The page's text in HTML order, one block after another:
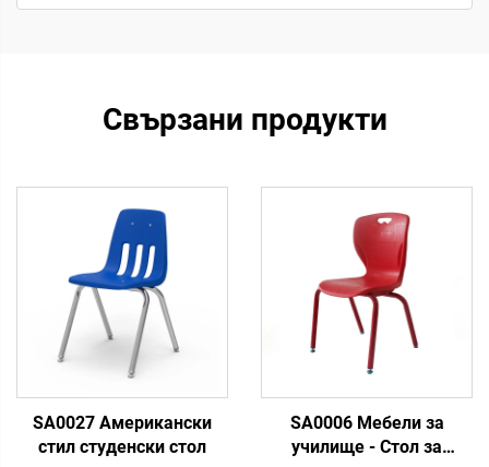
Свързани продукти
SA0027 Американски
стил студенски стол
SA0006 Мебели за
училище - Стол за